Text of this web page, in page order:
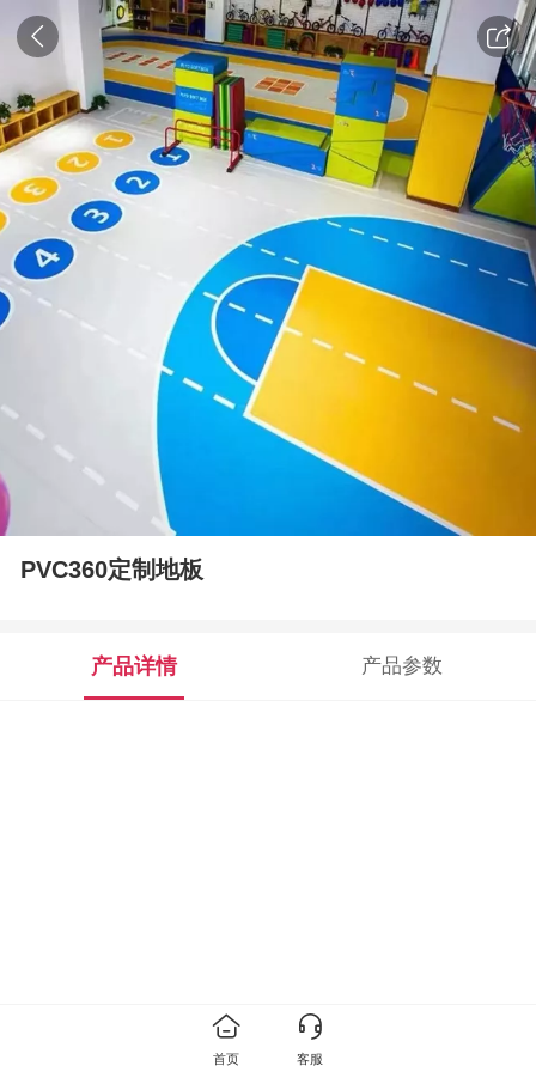
PVC360定制地板
产品详情 产品参数
首页 客服